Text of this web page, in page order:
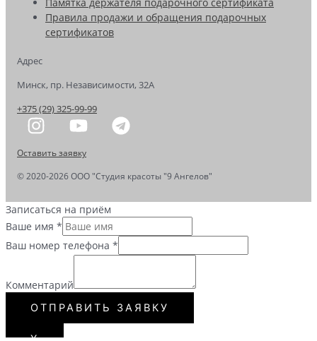
Правила продажи и обращения подарочных
сертификатов
Адрес
Минск, пр. Независимости, 32А
+375 (29) 325-99-99
Оставить заявку
© 2020-2026 OOO "Студия красоты "9 Ангелов"
Записаться на приём
Ваше имя *
Ваш номер телефона *
Комментарий
ОТПРАВИТЬ ЗАЯВКУ